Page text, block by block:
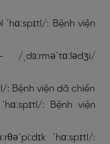
ˈhɑːspɪtl/: Bệnh viện
/ˌdɜːrməˈtɑːlədʒi/
/: Bệnh viện dã chiến
: Bệnh viện
ˈhɑːspɪtl/: